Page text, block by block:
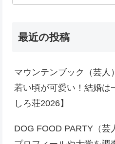
最近の投稿
マウンテンブック（芸人
若い頃が可愛い！結婚は
しろ荘2026】
DOG FOOD PARTY（芸